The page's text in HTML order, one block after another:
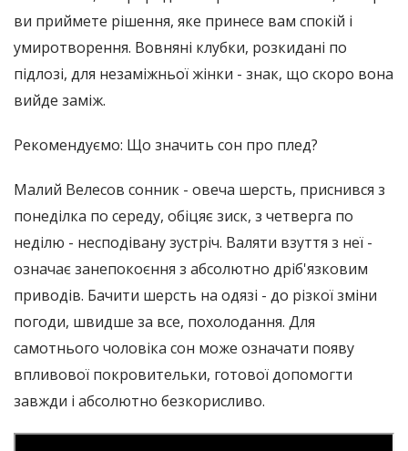
ви приймете рішення, яке принесе вам спокій і
умиротворення. Вовняні клубки, розкидані по
підлозі, для незаміжньої жінки - знак, що скоро вона
вийде заміж.
Рекомендуємо: Що значить сон про плед?
Малий Велесов сонник - овеча шерсть, приснився з
понеділка по середу, обіцяє зиск, з четверга по
неділю - несподівану зустріч. Валяти взуття з неї -
означає занепокоєння з абсолютно дріб'язковим
приводів. Бачити шерсть на одязі - до різкої зміни
погоди, швидше за все, похолодання. Для
самотнього чоловіка сон може означати появу
впливової покровительки, готової допомогти
завжди і абсолютно безкорисливо.